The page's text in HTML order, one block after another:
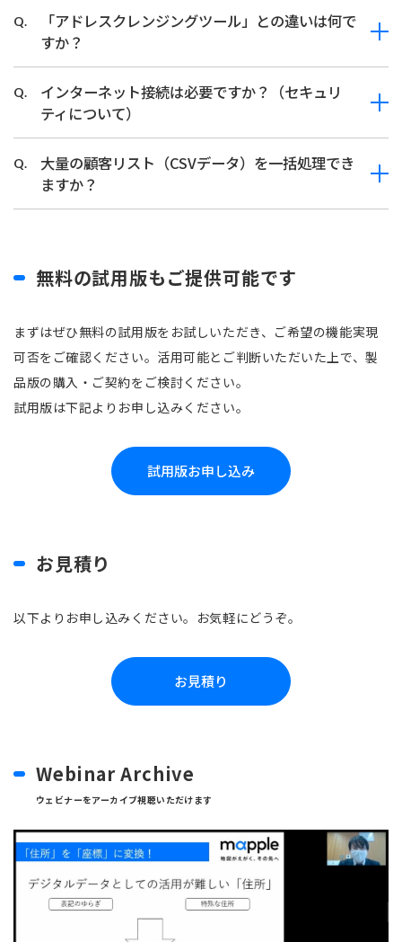
Q.
「アドレスクレンジングツール」との違いは何で
すか？
Q.
インターネット接続は必要ですか？（セキュリ
ティについて）
Q.
大量の顧客リスト（CSVデータ）を一括処理でき
ますか？
無料の試用版もご提供可能です
まずはぜひ無料の試用版をお試しいただき、ご希望の機能実現
可否をご確認ください。 活用可能とご判断いただいた上で、製
品版の購入・ご契約をご検討ください。
試用版は下記よりお申し込みください。
試用版お申し込み
お見積り
以下よりお申し込みください。お気軽にどうぞ。
お見積り
Webinar Archive
ウェビナーをアーカイブ視聴いただけます